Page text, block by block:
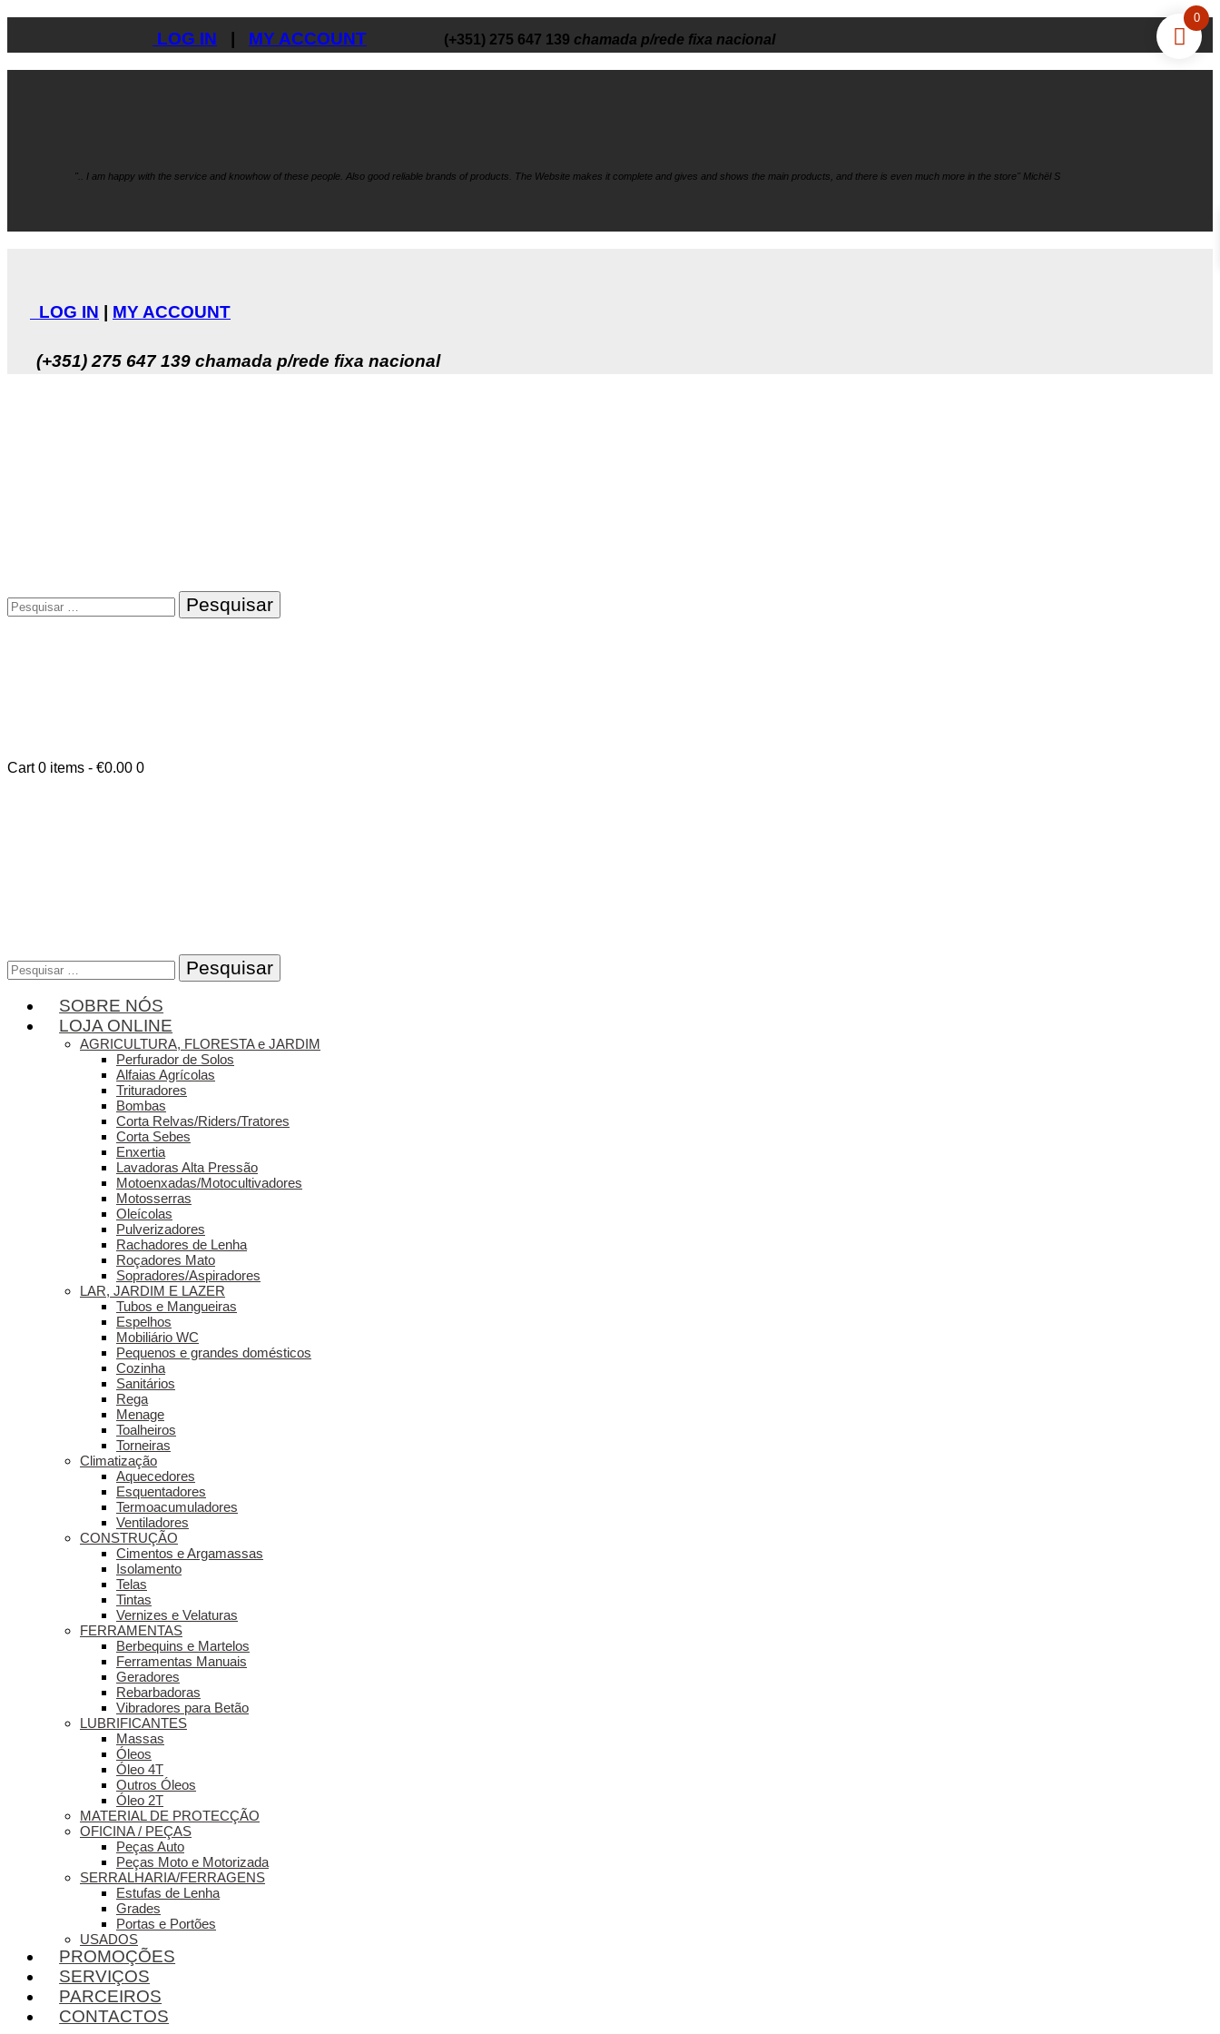
LOG IN MY ACCOUNT (+351) 275 647 139 chamada p/rede fixa nacional
".. I am happy with the service and knowhow of these people. Also good reliable brands of products. The Website makes it complete and gives and shows the main products, and there is even much more in the store" Michël S
LOG IN MY ACCOUNT
(+351) 275 647 139 chamada p/rede fixa nacional
Pesquisar
por:
Cart 0 items - €0.00 0
Pesquisar
por:
SOBRE NÓS
LOJA ONLINE
AGRICULTURA, FLORESTA e JARDIM
Perfurador de Solos
Alfaias Agrícolas
Trituradores
Bombas
Corta Relvas/Riders/Tratores
Corta Sebes
Enxertia
Lavadoras Alta Pressão
Motoenxadas/Motocultivadores
Motosserras
Oleícolas
Pulverizadores
Rachadores de Lenha
Roçadores Mato
Sopradores/Aspiradores
LAR, JARDIM E LAZER
Tubos e Mangueiras
Espelhos
Mobiliário WC
Pequenos e grandes domésticos
Cozinha
Sanitários
Rega
Menage
Toalheiros
Torneiras
Climatização
Aquecedores
Esquentadores
Termoacumuladores
Ventiladores
CONSTRUÇÃO
Cimentos e Argamassas
Isolamento
Telas
Tintas
Vernizes e Velaturas
FERRAMENTAS
Berbequins e Martelos
Ferramentas Manuais
Geradores
Rebarbadoras
Vibradores para Betão
LUBRIFICANTES
Massas
Óleos
Óleo 4T
Outros Óleos
Óleo 2T
MATERIAL DE PROTECÇÃO
OFICINA / PEÇAS
Peças Auto
Peças Moto e Motorizada
SERRALHARIA/FERRAGENS
Estufas de Lenha
Grades
Portas e Portões
USADOS
PROMOÇÕES
SERVIÇOS
PARCEIROS
CONTACTOS
0